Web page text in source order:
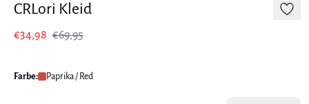
CRLori Kleid
€34,98 €69,95
Farbe: Paprika / Red